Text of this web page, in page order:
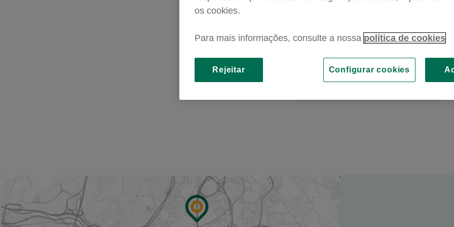
Organizar um funeral obriga a um conjunto
momento doloroso. Saiba…
os cookies.
Para mais informações, consulte a nossa política de cookies
Configurar cookies
Rejeitar